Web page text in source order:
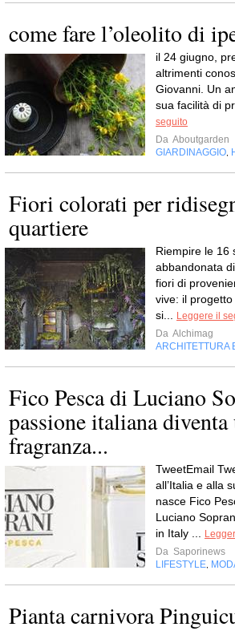
come fare l’oleolito di
il 24 giugno,
altrimenti
Giovanni. Un
sua facilità di
seguito
Da Aboutgarden
GIARDINAGGIO
Fiori colorati per
quartiere
Riempire le 16
abbandonata
fiori di
vive: il
si...
Leggere il
Da Alchimag
ARCHITETTURA
Fico Pesca di Luciano
passione italiana diventa
fragranza...
TweetEmail
all’Italia e alla
nasce Fico
Luciano
in Italy ...
Da Saporinews
LIFESTYLE
Pianta carnivora